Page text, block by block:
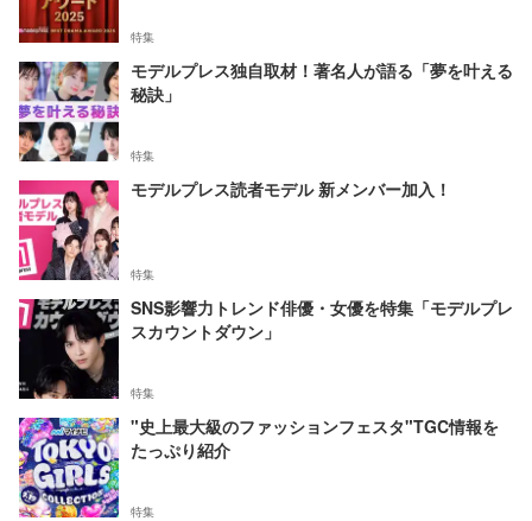
特集
モデルプレス独自取材！著名人が語る「夢を叶える
秘訣」
特集
モデルプレス読者モデル 新メンバー加入！
特集
SNS影響力トレンド俳優・女優を特集「モデルプレ
スカウントダウン」
特集
"史上最大級のファッションフェスタ"TGC情報を
たっぷり紹介
特集